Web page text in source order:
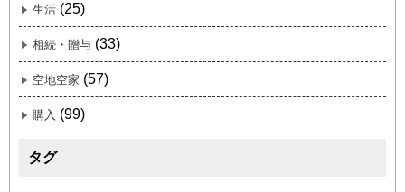
生活 (25)
相続・贈与 (33)
空地空家 (57)
購入 (99)
タグ